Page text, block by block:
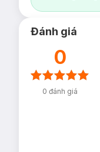
Đánh giá
0
0 đánh giá